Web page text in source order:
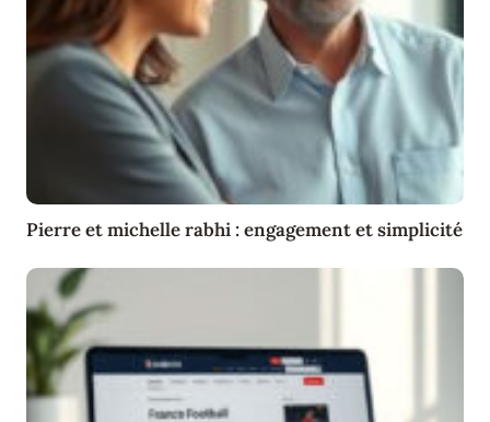
Pierre et michelle rabhi : engagement et simplicité